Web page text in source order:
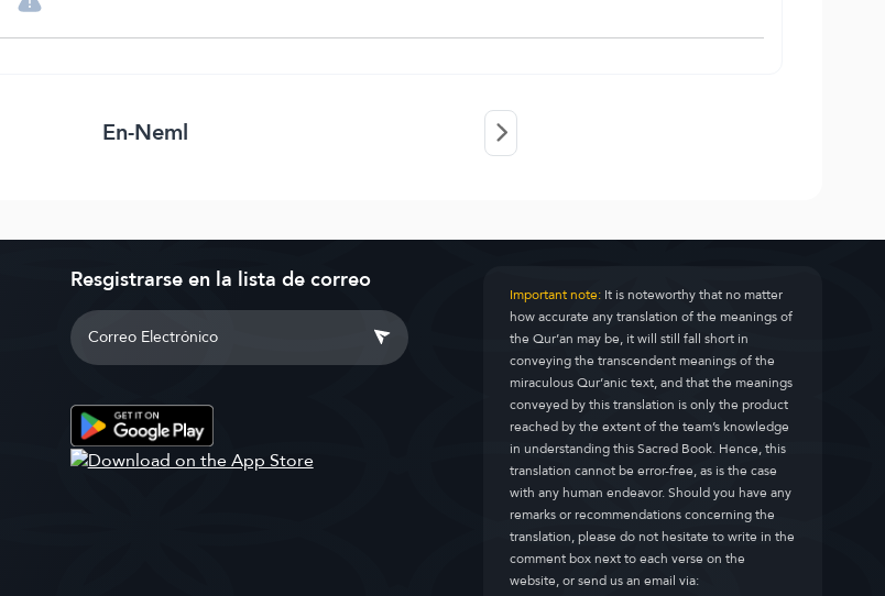
En-Neml
Resgistrarse en la lista de correo Important note:It is noteworthy that no matter
how accurate any translation of the meanings of
the Qur’an may be, it will still fall short in
conveying the transcendent meanings of the
miraculous Qur’anic text, and that the meanings
conveyed by this translation is only the product
reached by the extent of the team’s knowledge
in understanding this Sacred Book. Hence, this
translation cannot be error-free, as is the case
with any human endeavor. Should you have any
remarks or recommendations concerning the
translation, please do not hesitate to write in the
comment box next to each verse on the
website, or send us an email via: